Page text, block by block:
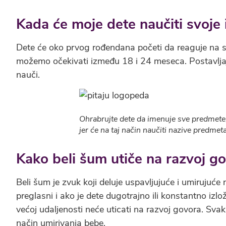
Kada će moje dete naučiti svoje
Dete će oko prvog rođendana početi da reaguje
možemo očekivati između 18 i 24 meseca.
nauči.
Ohrabrujte dete da imenuje sve
jer će na taj način naučiti nazive
Kako beli šum utiče na razvoj
Beli šum je zvuk koji deluje uspavljujuće i
preglasni i ako je dete dugotrajno ili konstantno
većoj udaljenosti neće uticati na razvoj govora.
način umirivanja bebe.